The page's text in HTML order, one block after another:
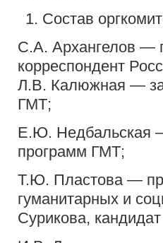
Состав
С.А. Архангелов —
корреспондент
Л.В. Калюжная —
ГМТ;
Е.Ю. Недбальская —
программ ГМТ;
Т.Ю. Пластова —
гуманитарных и
Сурикова,